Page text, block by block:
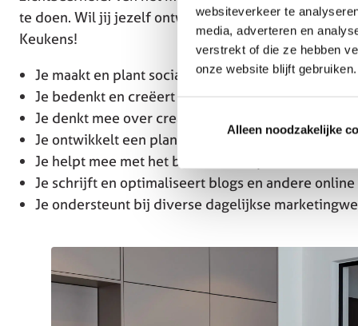
websiteverkeer te
media, adverteren en
verstrekt of die ze hebben
onze website blijft gebruiken.
Alleen noodzakelijke
te doen. Wil jij jezelf ontwikkelen binnen een
Keukens!
Je maakt en plant social media content voor
Je bedenkt en creëert reels en video’s, onder
Je denkt mee over creatieve contentconcepten
Je ontwikkelt een plan om TikTok verder te laten
Je helpt mee met het beheren en up-to-date
Je schrijft en optimaliseert blogs en andere
Je ondersteunt bij diverse dagelijkse